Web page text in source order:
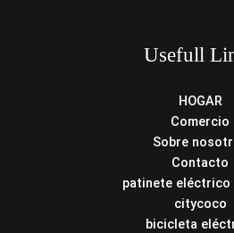
Usefull
HOGAR
Comercio
Sobre
Contacto
patinete eléctrico
citycoco
bicicleta